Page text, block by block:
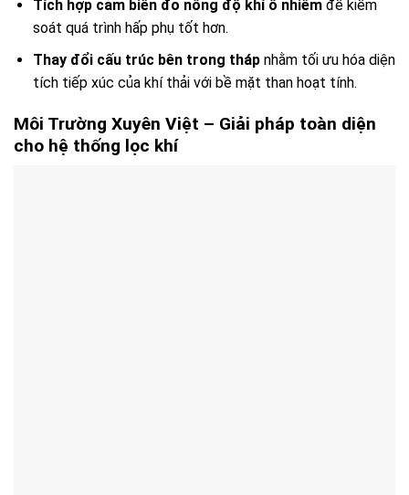
Tích hợp cảm biến đo nồng độ khí ô nhiễmđể kiểm
soát quá trình hấp phụ tốt hơn.
Thay đổi cấu trúc bên trong thápnhằm tối ưu hóa diện
tích tiếp xúc của khí thải với bề mặt than hoạt tính.
Môi Trường Xuyên Việt – Giải pháp toàn diện
cho hệ thống lọc khí